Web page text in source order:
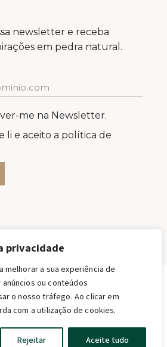
privacidade
melhorar a sua experiência de
ou conteúdos
o nosso tráfego. Ao clicar em
com a utilização de cookies.
Rejeitar Aceite tudo
newsletter e receba
em pedra natural.
me na Newsletter.
li e aceito a política de
COMÉRCIO DE ROCHAS S.A.
OS DIREITOS RESERVADOS.
English